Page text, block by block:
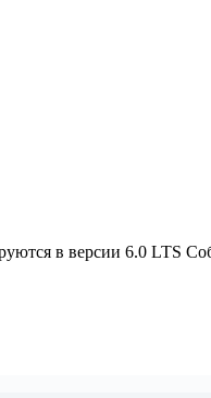
в версии 6.0 LTS